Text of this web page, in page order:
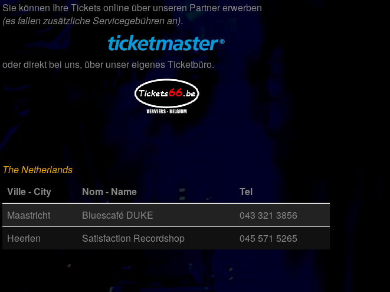
Sie können Ihre Tickets online über unseren Partner erwerben
(es fallen zusätzliche Servicegebühren an).
oder direkt bei uns, über unser eigenes Ticketbüro.
The Netherlands
Ville - City
Nom - Name
Tel
Maastricht
Bluescafé DUKE
043 321 3856
Heerlen
Satisfaction Recordshop 045 571 5265